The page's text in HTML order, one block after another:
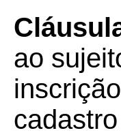
ao